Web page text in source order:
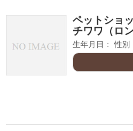
ペットショ
チワワ（ロ
生年月日： 性別